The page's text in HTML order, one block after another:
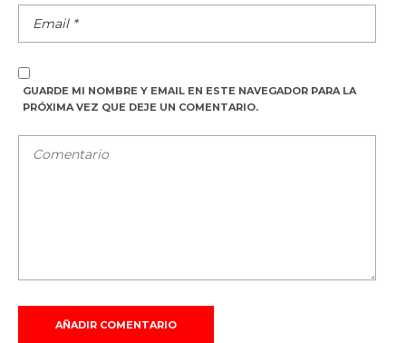
GUARDE MI NOMBRE Y EMAIL EN ESTE NAVEGADOR PARA LA
PRÓXIMA VEZ QUE DEJE UN COMENTARIO.